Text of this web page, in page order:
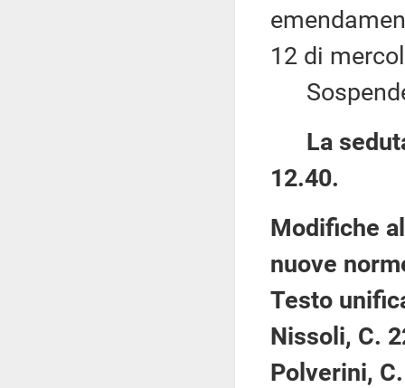
12 di
La
12.40.
Modifiche
nuove
Testo
Nissoli, C.
Polverini,